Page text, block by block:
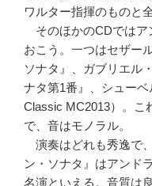
ワルター指揮のものと
そのほかのCDではア
おこう。一つはセザー
ソナタ』、ガブリエル
ナタ第1番』、シュー
Classic MC2013）。こ
で、音はモノラル。
演奏はどれも秀逸で
ン・ソナタ』はアンド
名演といえる。音質は